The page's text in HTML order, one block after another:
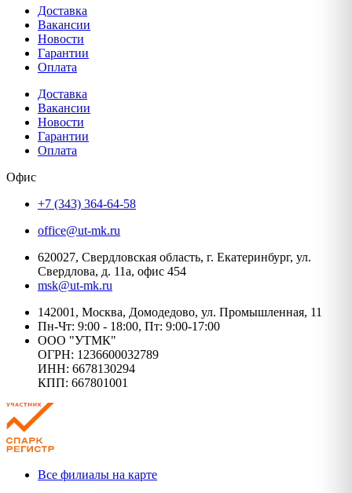
Доставка
Вакансии
Новости
Гарантии
Оплата
Доставка
Вакансии
Новости
Гарантии
Оплата
Офис
+7 (343) 364-64-58
office@ut-mk.ru
620027, Свердловская область, г. Екатеринбург, ул.
Свердлова, д. 11а, офис 454
msk@ut-mk.ru
142001, Москва, Домодедово, ул. Промышленная, 11
Пн-Чт: 9:00 - 18:00, Пт: 9:00-17:00
ООО "УТМК"
ОГРН: 1236600032789
ИНН: 6678130294
КПП: 667801001
Все филиалы на карте